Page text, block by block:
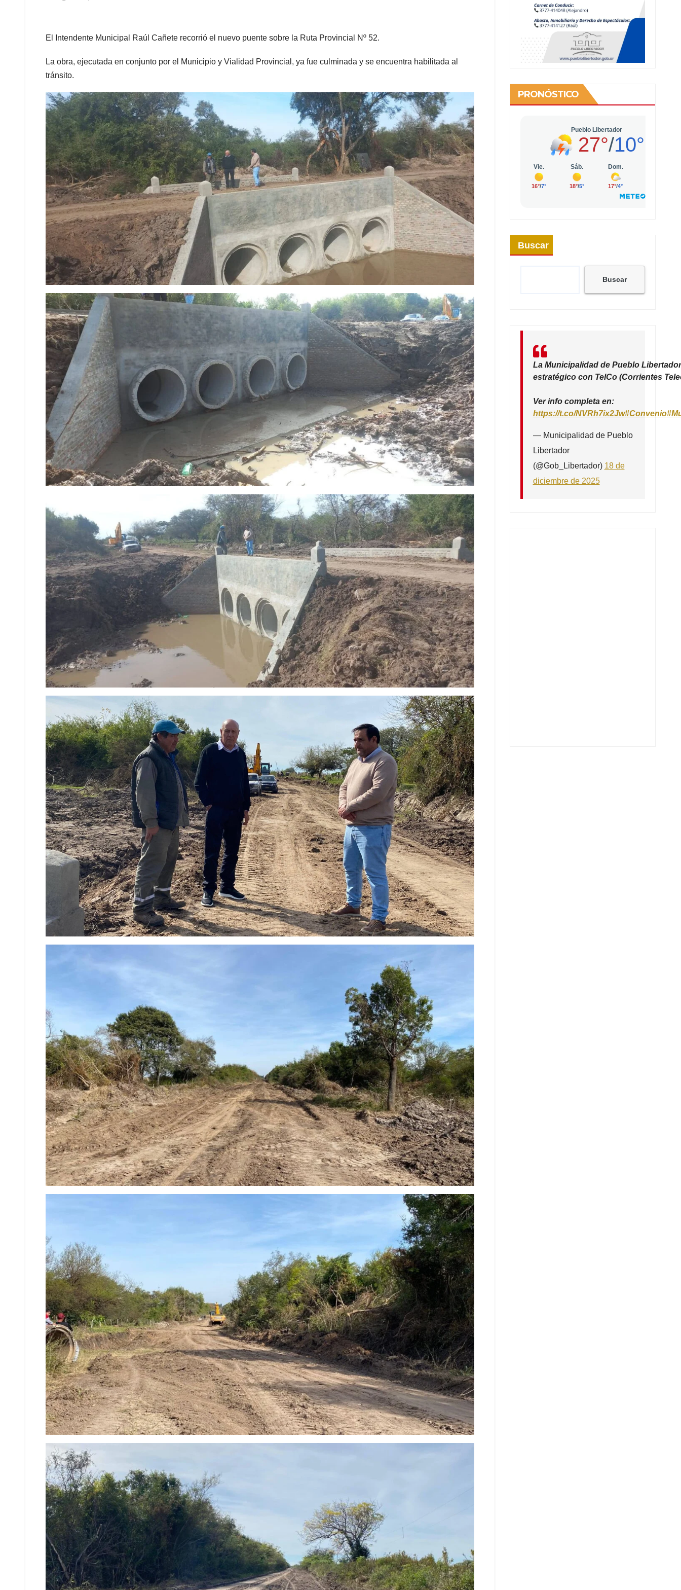
El Intendente Municipal Raúl Cañete recorrió el nuevo puente sobre la Ruta Provincial Nº 52.
La obra, ejecutada en conjunto por el Municipio y Vialidad Provincial, ya fue culminada y se encuentra habilitada al
tránsito.
PRONÓSTICO
Buscar
Buscar
La Municipalidad de Pueblo
estratégico con TelCo (Corrientes
Ver info completa en:
https://t.co/NVRh7ix2Jw#Convenio
— Municipalidad de Pueblo
Libertador
(@Gob_Libertador) 18 de
diciembre de 2025